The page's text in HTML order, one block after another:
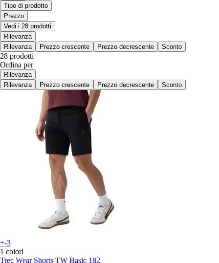
Tipo di prodotto
Prezzo
Vedi i 28 prodotti
Rilevanza
Rilevanza
Prezzo crescente Prezzo decrescente Sconto
28 prodotti
Ordina per
Rilevanza
Rilevanza
Prezzo crescente Prezzo decrescente Sconto
+-3
1 colori
Trec Wear Shorts TW Basic 182